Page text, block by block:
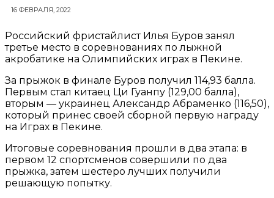
16 ФЕВРАЛЯ, 2022
Российский фристайлист Илья Буров занял
третье место в соревнованиях по лыжной
акробатике на Олимпийских играх в Пекине.
За прыжок в финале Буров получил 114,93 балла.
Первым стал китаец Ци Гуанпу (129,00 балла),
вторым — украинец Александр Абраменко (116,50),
который принес своей сборной первую награду
на Играх в Пекине.
Итоговые соревнования прошли в два этапа: в
первом 12 спортсменов совершили по два
прыжка, затем шестеро лучших получили
решающую попытку.